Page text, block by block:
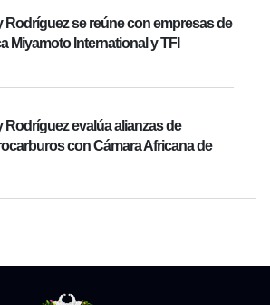
Rodríguez se reúne con empresas de
Miyamoto International y TFI
Rodríguez evalúa alianzas de
con Cámara Africana de